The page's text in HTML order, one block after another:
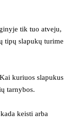
tik tuo atveju,
tipų slapukų turime
kuriuos slapukus
tarnybos.
keisti arba